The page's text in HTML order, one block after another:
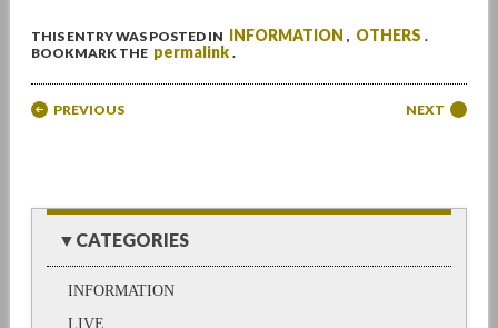
THIS ENTRY WAS POSTED IN INFORMATION , OTHERS .
BOOKMARK THE permalink .
Post navigation
PREVIOUS NEXT
▼CATEGORIES
INFORMATION
LIVE